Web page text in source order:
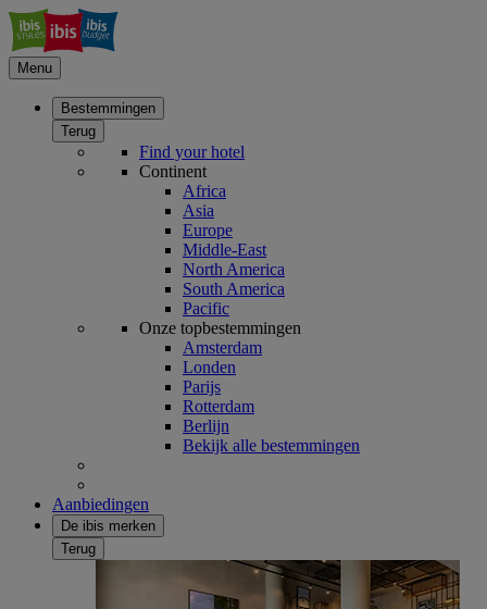
Menu
Bestemmingen
Terug
Find your hotel
Continent
Africa
Asia
Europe
Middle-East
North America
South America
Pacific
Onze topbestemmingen
Amsterdam
Londen
Parijs
Rotterdam
Berlijn
Bekijk alle bestemmingen
Aanbiedingen
De ibis merken
Terug